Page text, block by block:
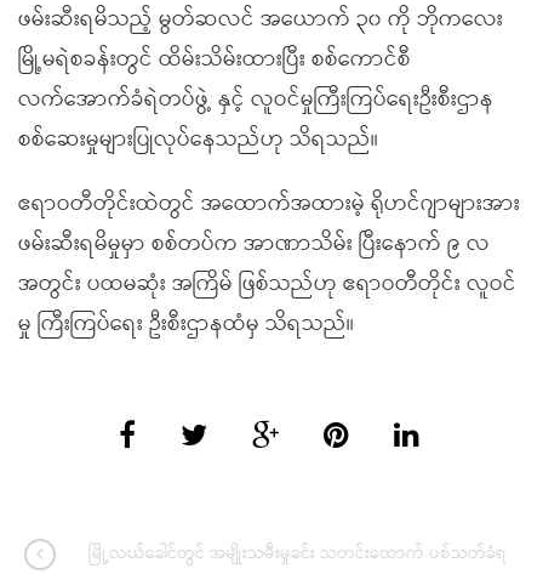
ဖမ်းဆီးရမိသည့် မွတ်ဆလင် အယောက် ၃၀ ကို ဘိုကလေး
မြို့မရဲစခန်းတွင် ထိမ်းသိမ်းထားပြီး စစ်ကောင်စီ
လက်အောက်ခံရဲတပ်ဖွဲ့ နှင့် လူဝင်မှုကြီးကြပ်ရေးဦးစီးဌာန
စစ်ဆေးမှုများပြုလုပ်နေသည်ဟု သိရသည်။
ဧရာဝတီတိုင်းထဲတွင် အထောက်အထားမဲ့ ရိုဟင်ဂျာများအား
ဖမ်းဆီးရမိမှုမှာ စစ်တပ်က အာဏာသိမ်း ပြီးနောက် ၉ လ
အတွင်း ပထမဆုံး အကြိမ် ဖြစ်သည်ဟု ဧရာဝတီတိုင်း လူဝင်
မှု ကြီးကြပ်ရေး ဦးစီးဌာနထံမှ သိရသည်။
မြို့လယ်ခေါင်တွင် အမျိုးသမီးမှုခင်း သတင်းထောက် ပစ်သတ်ခံရ